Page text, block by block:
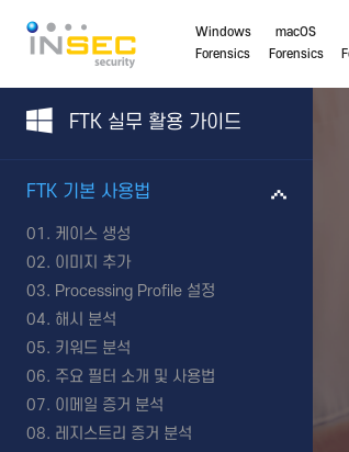
Windows
Forensics
macOS
Forensics
FTK 실무 활용 가이드
FTK 기본 사용법
케이스 생성
이미지 추가
Processing Profile 설정
해시 분석
키워드 분석
주요 필터 소개 및 사용법
이메일 증거 분석
레지스트리 증거 분석